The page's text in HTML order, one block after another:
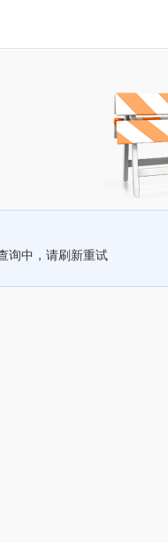
询中，请刷新重试